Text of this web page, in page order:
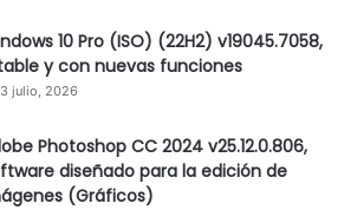
10 Pro (ISO) (22H2) v19045.7058,
y con nuevas funciones
julio, 2026
Photoshop CC 2024 v25.12.0.806,
diseñado para la edición de
(Gráficos)